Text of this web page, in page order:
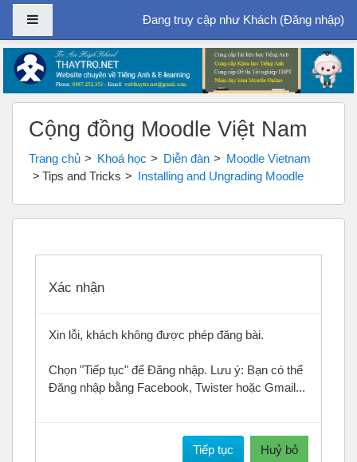
Chuyển tới nội dung chính
Bảng điều khiển cạnhĐang truy cập như Khách (Đăng nhập)
Cộng đồng Moodle Việt Nam
Trang chủ Khoá học Diễn đàn
Moodle Vietnam
Tips and Tricks
Installing and Ungrading Moodle
Xác nhận
Xin lỗi, khách không được phép đăng bài.
Chọn "Tiếp tục" để Đăng nhập. Lưu ý: Bạn có thể
Đăng nhập bằng Facebook, Twister hoặc Gmail...
Tiếp tục Huỷ bỏ